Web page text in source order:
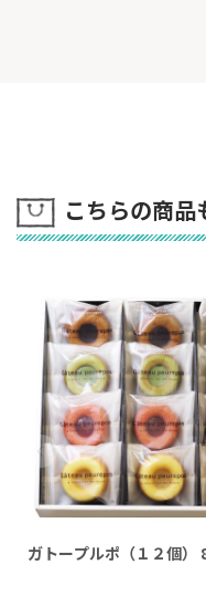
こちらの商品
ガトープルポ（１２個）